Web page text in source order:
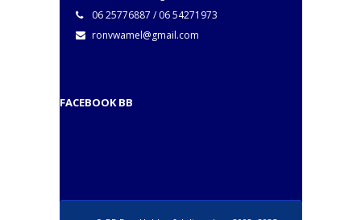
06 25776887 / 06 54271973
ronvwamel@gmail.com
FACEBOOK BB